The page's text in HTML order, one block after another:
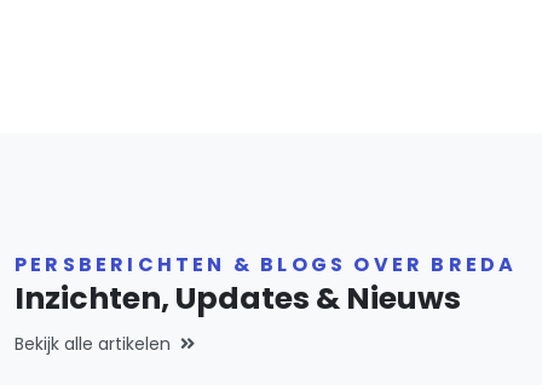
PERSBERICHTEN & BLOGS OVER BREDA
Inzichten, Updates & Nieuws
Bekijk alle artikelen